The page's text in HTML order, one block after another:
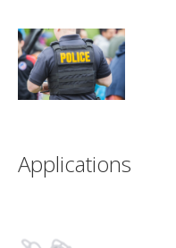
Applications